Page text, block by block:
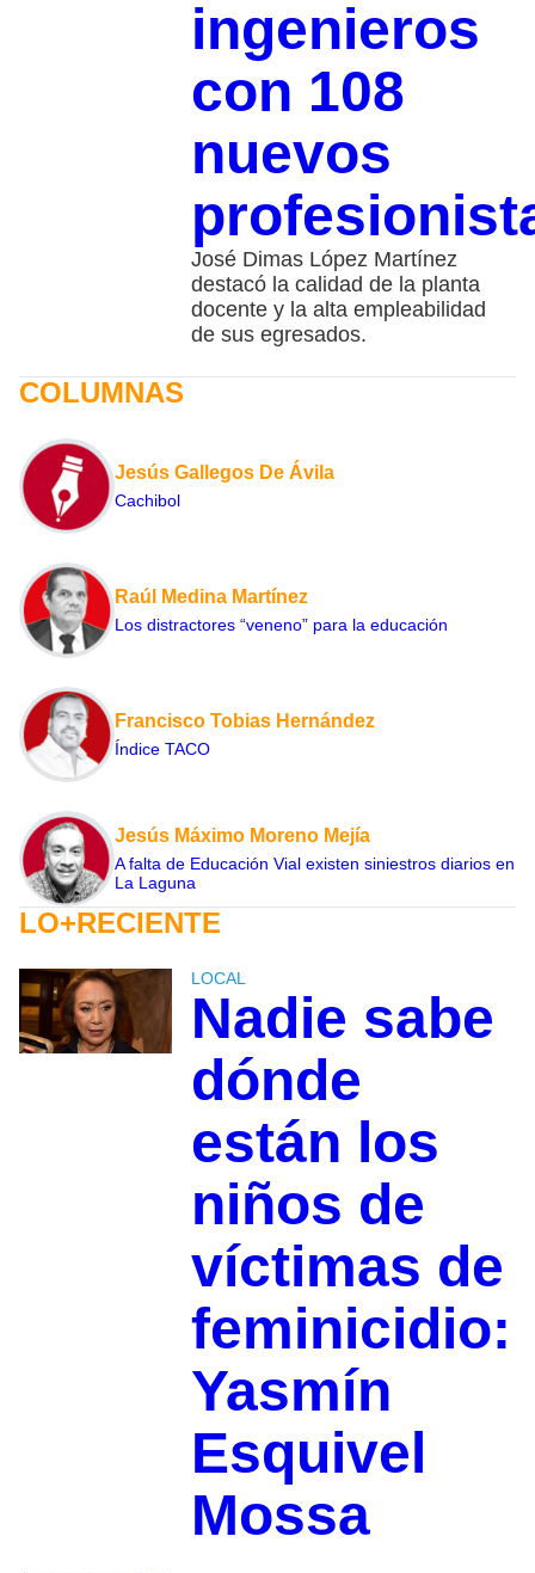
ingenieros
con 108
nuevos
José Dimas López Martínez
destacó la calidad de la planta
docente y la alta empleabilidad
de sus egresados.
COLUMNAS
Jesús Gallegos De Ávila
Cachibol
Raúl Medina Martínez
Los distractores “veneno” para la educación
Francisco Tobias Hernández
Índice TACO
Jesús Máximo Moreno Mejía
A falta de Educación Vial existen siniestros diarios en
La Laguna
LO+RECIENTE
LOCAL
Nadie sabe
dónde
están los
niños de
víctimas de
feminicidio:
Yasmín
Esquivel
Mossa